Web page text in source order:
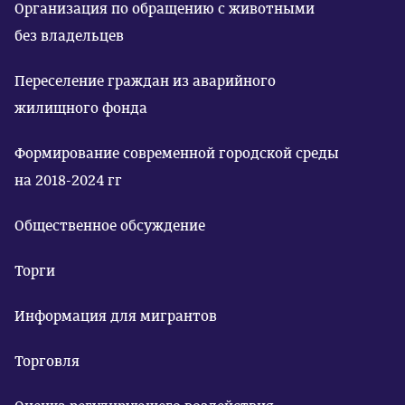
Организация по обращению с животными
без владельцев
Переселение граждан из аварийного
жилищного фонда
Формирование современной городской среды
на 2018-2024 гг
Общественное обсуждение
Торги
Информация для мигрантов
Торговля